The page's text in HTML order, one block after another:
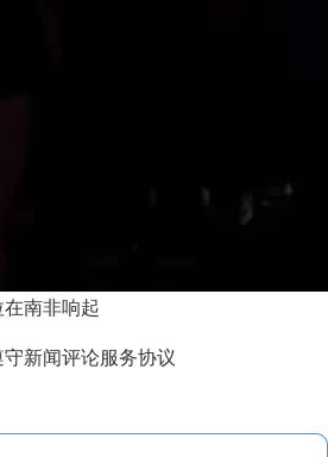
南非响起
新闻评论服务协议